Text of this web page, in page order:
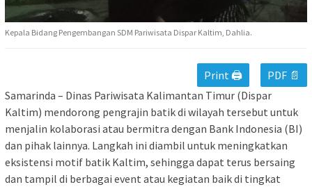
Kepala Bidang Pengembangan SDM Pariwisata Dispar Kaltim, Dahlia.
Print 🖨
PDF 📄
Samarinda – Dinas Pariwisata Kalimantan Timur (Dispar
Kaltim) mendorong pengrajin batik di wilayah tersebut untuk
menjalin kolaborasi atau bermitra dengan Bank Indonesia (BI)
dan pihak lainnya. Langkah ini diambil untuk meningkatkan
eksistensi motif batik Kaltim, sehingga dapat terus bersaing
dan tampil di berbagai event atau kegiatan baik di tingkat